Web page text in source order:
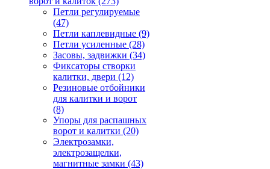
Петли регулируемые
(47)
Петли каплевидные (9)
Петли усиленные (28)
Засовы, задвижки (34)
Фиксаторы створки
калитки, двери (12)
Резиновые отбойники
для калитки и ворот
(8)
Упоры для распашных
ворот и калитки (20)
Электрозамки,
электрозащелки,
магнитные замки (43)